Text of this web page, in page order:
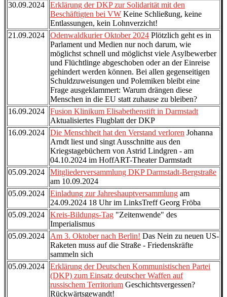
30.09.2024
Erklärung der DKP zur Solidarität mit den
Beschäftigten bei VW Keine Schließung, keine
Entlassungen, kein Lohnverzicht!
21.09.2024
Odenwaldkurier Oktober 2024 Plötzlich geht es in
Parlament und Medien nur noch darum, wie
möglichst schnell und möglichst viele Asylbewerber
und Flüchtlinge abgeschoben oder an der Einreise
gehindert werden können. Bei allen gegenseitigen
Schuldzuweisungen und Polemiken bleibt eine
Frage ausgeklammert: Warum drängen diese
Menschen in die EU statt zuhause zu bleiben?
16.09.2024
Fusion Klinikum Elisabethenstift in Darmstadt
Aktualisiertes Flugblatt der DKP
16.09.2024
Die Menschheit hat den Verstand verloren Johanna
Arndt liest und singt Ausschnitte aus den
Kriegstagebüchern von Astrid Lindgren - am
04.10.2024 im HoffART-Theater Darmstadt
05.09.2024
Mitgliederversammlung DKP Darmstadt-Bergstraße
am 10.09.2024
05.09.2024
Einladung zur Jahreshauptversammlung am
24.09.2024 18 Uhr im LinksTreff Georg Fröba
05.09.2024
Kreis-Bildungs-Tag "Zeitenwende" des
Imperialismus
05.09.2024
Am 3. Oktober nach Berlin! Das Nein zu neuen US-
Raketen muss auf die Straße - Friedenskräfte
sammeln sich
05.09.2024
Erklärung der Deutschen Kommunistischen Partei
(DKP) zum Einsatz deutscher Waffen auf
russischem Territorium Geschichtsvergessen?
Rückwärtsgewandt!